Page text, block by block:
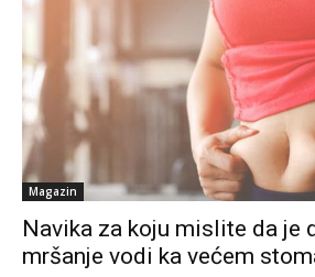
Magazin
Navika za koju mislite da je
mršanje vodi ka većem